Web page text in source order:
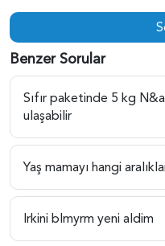
Benzer Sorular
Sıfır paketinde 5 kg
ulaşabilir
Yaş mamayı hangi
Irkini blmyrm yeni aldim